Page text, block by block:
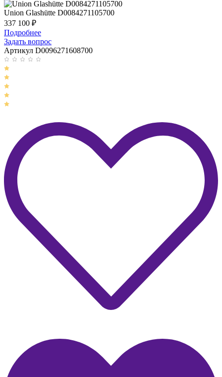
Union Glashütte D0084271105700
337 100 ₽
Подробнее
Задать вопрос
Артикул D0096271608700